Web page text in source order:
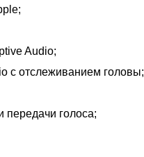
Audio;
с отслеживанием головы;
голоса;